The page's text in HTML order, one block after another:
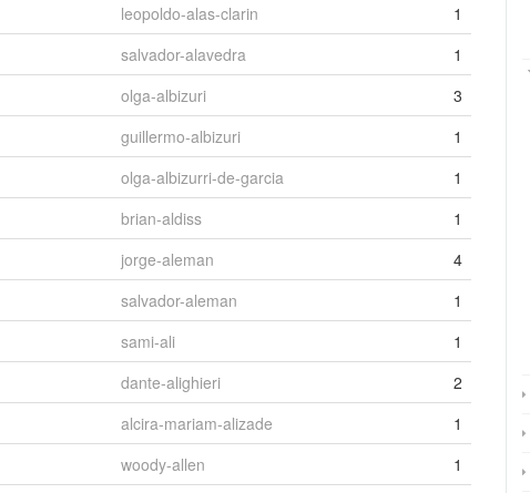
leopoldo-alas-clarin
1
salvador-alavedra
1
olga-albizuri
3
guillermo-albizuri
1
olga-albizurri-de-garcia
1
brian-aldiss
1
jorge-aleman
4
salvador-aleman
1
sami-ali
1
dante-alighieri
2
alcira-mariam-alizade
1
woody-allen
1